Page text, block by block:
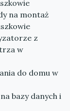
na montaż
z
w
do domu w
bazy danych i